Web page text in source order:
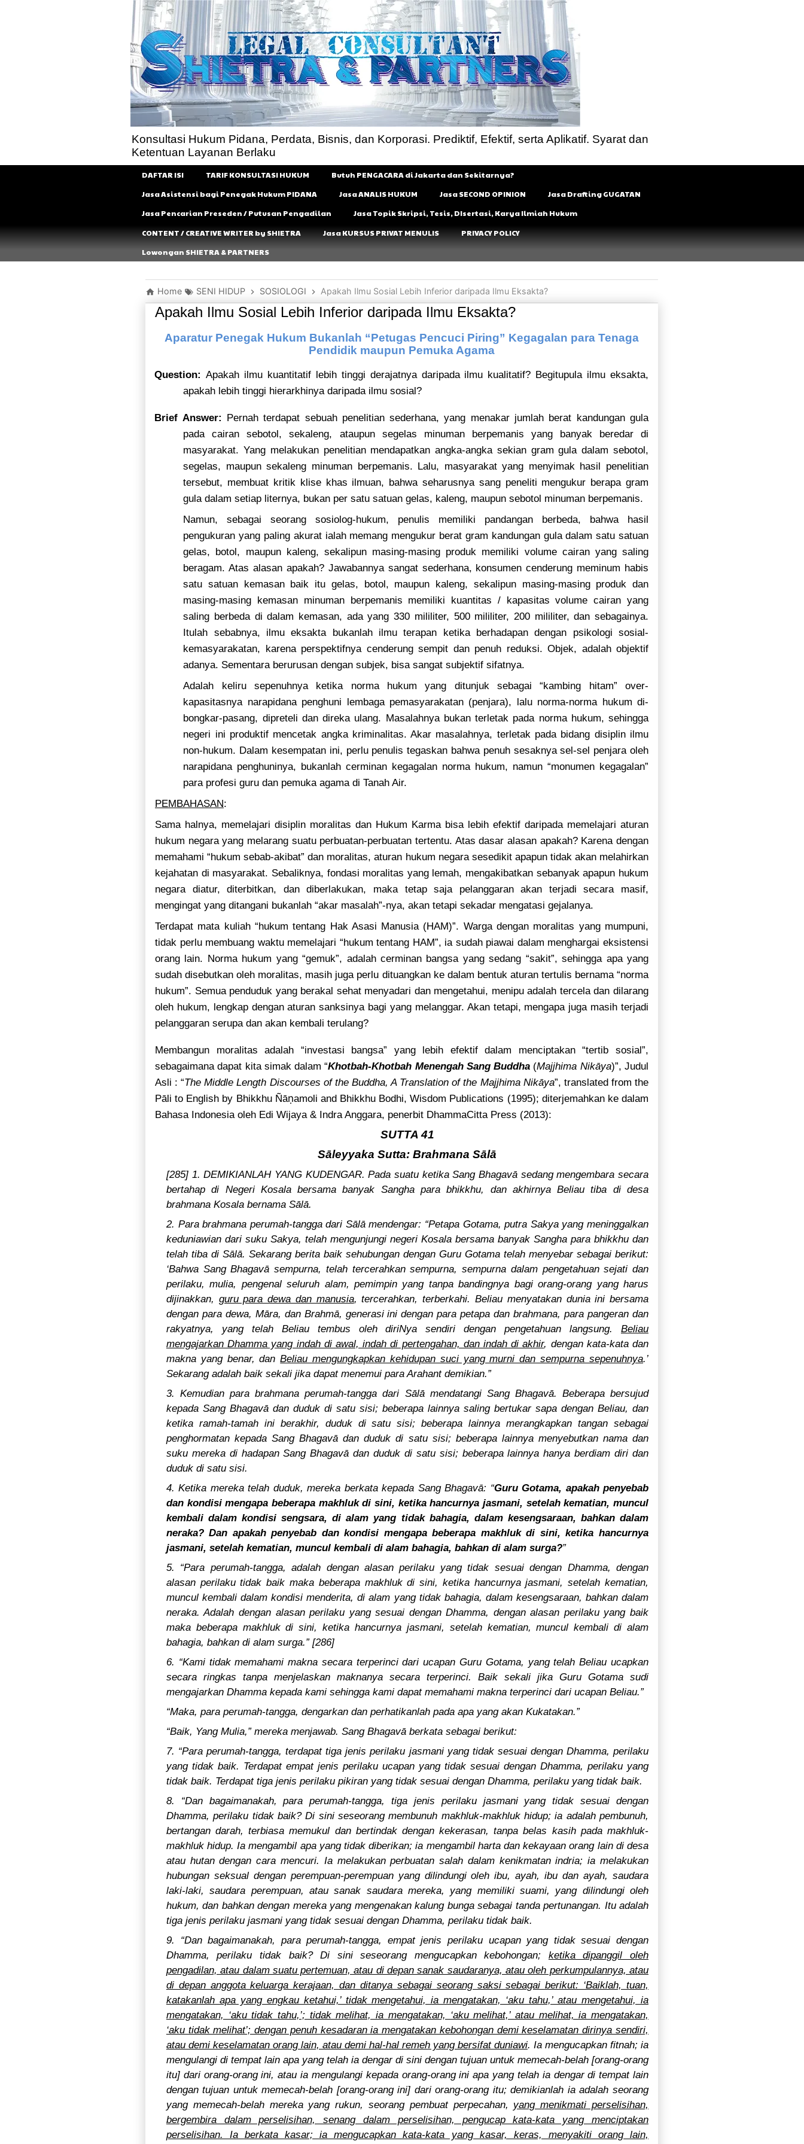
Konsultasi Hukum Pidana, Perdata, Bisnis, dan Korporasi. Prediktif, Efektif, serta Aplikatif. Syarat dan
Ketentuan Layanan Berlaku
DAFTAR ISI TARIF KONSULTASI HUKUM Butuh PENGACARA di Jakarta dan Sekitarnya?
Jasa Asistensi bagi Penegak Hukum PIDANA Jasa ANALIS HUKUM Jasa SECOND OPINION Jasa Drafting GUGATAN
Jasa Pencarian Preseden / Putusan Pengadilan Jasa Topik Skripsi, Tesis, DIsertasi, Karya Ilmiah Hukum
CONTENT / CREATIVE WRITER by SHIETRA Jasa KURSUS PRIVAT MENULIS PRIVACY POLICY
Lowongan SHIETRA & PARTNERS
Home SENI HIDUP SOSIOLOGI Apakah Ilmu Sosial Lebih Inferior daripada Ilmu Eksakta?
Apakah Ilmu Sosial Lebih Inferior daripada Ilmu Eksakta?
Aparatur Penegak Hukum Bukanlah “Petugas Pencuci Piring” Kegagalan para Tenaga
Pendidik maupun Pemuka Agama
Question: Apakah ilmu kuantitatif lebih tinggi derajatnya daripada ilmu kualitatif? Begitupula ilmu eksakta,
apakah lebih tinggi hierarkhinya daripada ilmu sosial?
Brief Answer: Pernah terdapat sebuah penelitian sederhana, yang menakar jumlah berat kandungan gula
pada cairan sebotol, sekaleng, ataupun segelas minuman berpemanis yang banyak beredar di
masyarakat. Yang melakukan penelitian mendapatkan angka-angka sekian gram gula dalam sebotol,
segelas, maupun sekaleng minuman berpemanis. Lalu, masyarakat yang menyimak hasil penelitian
tersebut, membuat kritik klise khas ilmuan, bahwa seharusnya sang peneliti mengukur berapa gram
gula dalam setiap liternya, bukan per satu satuan gelas, kaleng, maupun sebotol minuman berpemanis.
Namun, sebagai seorang sosiolog-hukum, penulis memiliki pandangan berbeda, bahwa hasil
pengukuran yang paling akurat ialah memang mengukur berat gram kandungan gula dalam satu satuan
gelas, botol, maupun kaleng, sekalipun masing-masing produk memiliki volume cairan yang saling
beragam. Atas alasan apakah? Jawabannya sangat sederhana, konsumen cenderung meminum habis
satu satuan kemasan baik itu gelas, botol, maupun kaleng, sekalipun masing-masing produk dan
masing-masing kemasan minuman berpemanis memiliki kuantitas / kapasitas volume cairan yang
saling berbeda di dalam kemasan, ada yang 330 mililiter, 500 mililiter, 200 mililiter, dan sebagainya.
Itulah sebabnya, ilmu eksakta bukanlah ilmu terapan ketika berhadapan dengan psikologi sosial-
kemasyarakatan, karena perspektifnya cenderung sempit dan penuh reduksi. Objek, adalah objektif
adanya. Sementara berurusan dengan subjek, bisa sangat subjektif sifatnya.
Adalah keliru sepenuhnya ketika norma hukum yang ditunjuk sebagai “kambing hitam” over-
kapasitasnya narapidana penghuni lembaga pemasyarakatan (penjara), lalu norma-norma hukum di-
bongkar-pasang, dipreteli dan direka ulang. Masalahnya bukan terletak pada norma hukum, sehingga
negeri ini produktif mencetak angka kriminalitas. Akar masalahnya, terletak pada bidang disiplin ilmu
non-hukum. Dalam kesempatan ini, perlu penulis tegaskan bahwa penuh sesaknya sel-sel penjara oleh
narapidana penghuninya, bukanlah cerminan kegagalan norma hukum, namun “monumen kegagalan”
para profesi guru dan pemuka agama di Tanah Air.
PEMBAHASAN:
Sama halnya, memelajari disiplin moralitas dan Hukum Karma bisa lebih efektif daripada memelajari aturan
hukum negara yang melarang suatu perbuatan-perbuatan tertentu. Atas dasar alasan apakah? Karena dengan
memahami “hukum sebab-akibat” dan moralitas, aturan hukum negara sesedikit apapun tidak akan melahirkan
kejahatan di masyarakat. Sebaliknya, fondasi moralitas yang lemah, mengakibatkan sebanyak apapun hukum
negara diatur, diterbitkan, dan diberlakukan, maka tetap saja pelanggaran akan terjadi secara masif,
mengingat yang ditangani bukanlah “akar masalah”-nya, akan tetapi sekadar mengatasi gejalanya.
Terdapat mata kuliah “hukum tentang Hak Asasi Manusia (HAM)”. Warga dengan moralitas yang mumpuni,
tidak perlu membuang waktu memelajari “hukum tentang HAM”, ia sudah piawai dalam menghargai eksistensi
orang lain. Norma hukum yang “gemuk”, adalah cerminan bangsa yang sedang “sakit”, sehingga apa yang
sudah disebutkan oleh moralitas, masih juga perlu dituangkan ke dalam bentuk aturan tertulis bernama “norma
hukum”. Semua penduduk yang berakal sehat menyadari dan mengetahui, menipu adalah tercela dan dilarang
oleh hukum, lengkap dengan aturan sanksinya bagi yang melanggar. Akan tetapi, mengapa juga masih terjadi
pelanggaran serupa dan akan kembali terulang?
Membangun moralitas adalah “investasi bangsa” yang lebih efektif dalam menciptakan “tertib sosial”,
sebagaimana dapat kita simak dalam “Khotbah-Khotbah Menengah Sang Buddha (Majjhima Nikāya)”, Judul
Asli : “The Middle Length Discourses of the Buddha, A Translation of the Majjhima Nikāya”, translated from the
Pāli to English by Bhikkhu Ñāṇamoli and Bhikkhu Bodhi, Wisdom Publications (1995); diterjemahkan ke dalam
Bahasa Indonesia oleh Edi Wijaya & Indra Anggara, penerbit DhammaCitta Press (2013):
SUTTA 41
Sāleyyaka Sutta: Brahmana Sālā
[285] 1. DEMIKIANLAH YANG KUDENGAR. Pada suatu ketika Sang Bhagavā sedang mengembara secara
bertahap di Negeri Kosala bersama banyak Sangha para bhikkhu, dan akhirnya Beliau tiba di desa
brahmana Kosala bernama Sālā.
2. Para brahmana perumah-tangga dari Sālā mendengar: “Petapa Gotama, putra Sakya yang meninggalkan
keduniawian dari suku Sakya, telah mengunjungi negeri Kosala bersama banyak Sangha para bhikkhu dan
telah tiba di Sālā. Sekarang berita baik sehubungan dengan Guru Gotama telah menyebar sebagai berikut:
‘Bahwa Sang Bhagavā sempurna, telah tercerahkan sempurna, sempurna dalam pengetahuan sejati dan
perilaku, mulia, pengenal seluruh alam, pemimpin yang tanpa bandingnya bagi orang-orang yang harus
dijinakkan, guru para dewa dan manusia, tercerahkan, terberkahi. Beliau menyatakan dunia ini bersama
dengan para dewa, Māra, dan Brahmā, generasi ini dengan para petapa dan brahmana, para pangeran dan
rakyatnya, yang telah Beliau tembus oleh diriNya sendiri dengan pengetahuan langsung. Beliau
mengajarkan Dhamma yang indah di awal, indah di pertengahan, dan indah di akhir, dengan kata-kata dan
makna yang benar, danBeliau mengungkapkan kehidupan suci yang murni dan sempurna sepenuhnya.’
Sekarang adalah baik sekali jika dapat menemui para Arahant demikian.”
3. Kemudian para brahmana perumah-tangga dari Sālā mendatangi Sang Bhagavā. Beberapa bersujud
kepada Sang Bhagavā dan duduk di satu sisi; beberapa lainnya saling bertukar sapa dengan Beliau, dan
ketika ramah-tamah ini berakhir, duduk di satu sisi; beberapa lainnya merangkapkan tangan sebagai
penghormatan kepada Sang Bhagavā dan duduk di satu sisi; beberapa lainnya menyebutkan nama dan
suku mereka di hadapan Sang Bhagavā dan duduk di satu sisi; beberapa lainnya hanya berdiam diri dan
duduk di satu sisi.
4. Ketika mereka telah duduk, mereka berkata kepada Sang Bhagavā: “Guru Gotama, apakah penyebab
dan kondisi mengapa beberapa makhluk di sini, ketika hancurnya jasmani, setelah kematian, muncul
kembali dalam kondisi sengsara, di alam yang tidak bahagia, dalam kesengsaraan, bahkan dalam
neraka? Dan apakah penyebab dan kondisi mengapa beberapa makhluk di sini, ketika hancurnya
jasmani, setelah kematian, muncul kembali di alam bahagia, bahkan di alam surga?”
5. “Para perumah-tangga, adalah dengan alasan perilaku yang tidak sesuai dengan Dhamma, dengan
alasan perilaku tidak baik maka beberapa makhluk di sini, ketika hancurnya jasmani, setelah kematian,
muncul kembali dalam kondisi menderita, di alam yang tidak bahagia, dalam kesengsaraan, bahkan dalam
neraka. Adalah dengan alasan perilaku yang sesuai dengan Dhamma, dengan alasan perilaku yang baik
maka beberapa makhluk di sini, ketika hancurnya jasmani, setelah kematian, muncul kembali di alam
bahagia, bahkan di alam surga.” [286]
6. “Kami tidak memahami makna secara terperinci dari ucapan Guru Gotama, yang telah Beliau ucapkan
secara ringkas tanpa menjelaskan maknanya secara terperinci. Baik sekali jika Guru Gotama sudi
mengajarkan Dhamma kepada kami sehingga kami dapat memahami makna terperinci dari ucapan Beliau.”
“Maka, para perumah-tangga, dengarkan dan perhatikanlah pada apa yang akan Kukatakan.”
“Baik, Yang Mulia,” mereka menjawab. Sang Bhagavā berkata sebagai berikut:
7. “Para perumah-tangga, terdapat tiga jenis perilaku jasmani yang tidak sesuai dengan Dhamma, perilaku
yang tidak baik. Terdapat empat jenis perilaku ucapan yang tidak sesuai dengan Dhamma, perilaku yang
tidak baik. Terdapat tiga jenis perilaku pikiran yang tidak sesuai dengan Dhamma, perilaku yang tidak baik.
8. “Dan bagaimanakah, para perumah-tangga, tiga jenis perilaku jasmani yang tidak sesuai dengan
Dhamma, perilaku tidak baik? Di sini seseorang membunuh makhluk-makhluk hidup; ia adalah pembunuh,
bertangan darah, terbiasa memukul dan bertindak dengan kekerasan, tanpa belas kasih pada makhluk-
makhluk hidup. Ia mengambil apa yang tidak diberikan; ia mengambil harta dan kekayaan orang lain di desa
atau hutan dengan cara mencuri. Ia melakukan perbuatan salah dalam kenikmatan indria; ia melakukan
hubungan seksual dengan perempuan-perempuan yang dilindungi oleh ibu, ayah, ibu dan ayah, saudara
laki-laki, saudara perempuan, atau sanak saudara mereka, yang memiliki suami, yang dilindungi oleh
hukum, dan bahkan dengan mereka yang mengenakan kalung bunga sebagai tanda pertunangan. Itu adalah
tiga jenis perilaku jasmani yang tidak sesuai dengan Dhamma, perilaku tidak baik.
9. “Dan bagaimanakah, para perumah-tangga, empat jenis perilaku ucapan yang tidak sesuai dengan
Dhamma, perilaku tidak baik? Di sini seseorang mengucapkan kebohongan; ketika dipanggil oleh
pengadilan, atau dalam suatu pertemuan, atau di depan sanak saudaranya, atau oleh perkumpulannya, atau
di depan anggota keluarga kerajaan, dan ditanya sebagai seorang saksi sebagai berikut: ‘Baiklah, tuan,
katakanlah apa yang engkau ketahui,’ tidak mengetahui, ia mengatakan, ‘aku tahu,’ atau mengetahui, ia
mengatakan, ‘aku tidak tahu,’; tidak melihat, ia mengatakan, ‘aku melihat,’ atau melihat, ia mengatakan,
‘aku tidak melihat’; dengan penuh kesadaran ia mengatakan kebohongan demi keselamatan dirinya sendiri,
atau demi keselamatan orang lain, atau demi hal-hal remeh yang bersifat duniawi. Ia mengucapkan fitnah; ia
mengulangi di tempat lain apa yang telah ia dengar di sini dengan tujuan untuk memecah-belah [orang-orang
itu] dari orang-orang ini, atau ia mengulangi kepada orang-orang ini apa yang telah ia dengar di tempat lain
dengan tujuan untuk memecah-belah [orang-orang ini] dari orang-orang itu; demikianlah ia adalah seorang
yang memecah-belah mereka yang rukun, seorang pembuat perpecahan, yang menikmati perselisihan,
bergembira dalam perselisihan, senang dalam perselisihan, pengucap kata-kata yang menciptakan
perselisihan. Ia berkata kasar; ia mengucapkan kata-kata yang kasar, keras, menyakiti orang lain,